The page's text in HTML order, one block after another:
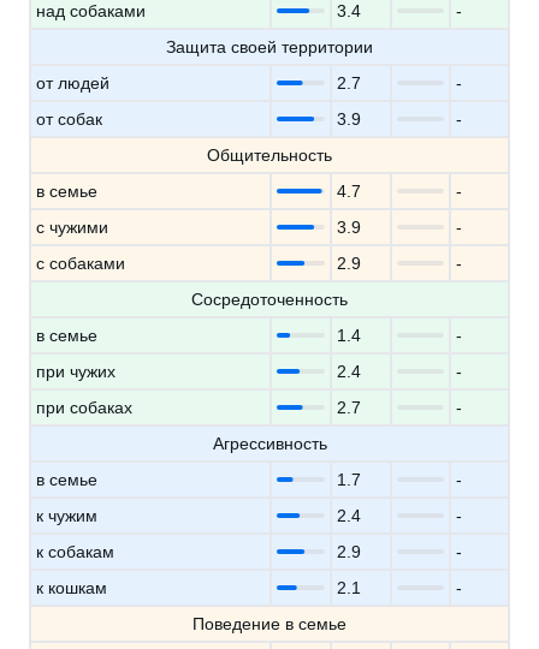
над собаками
3.4
-
Защита своей территории
от людей
2.7
-
от собак
3.9
-
Общительность
в семье
4.7
-
с чужими
3.9
-
с собаками
2.9
-
Сосредоточенность
в семье
1.4
-
при чужих
2.4
-
при собаках
2.7
-
Агрессивность
в семье
1.7
-
к чужим
2.4
-
к собакам
2.9
-
к кошкам
2.1
-
Поведение в семье